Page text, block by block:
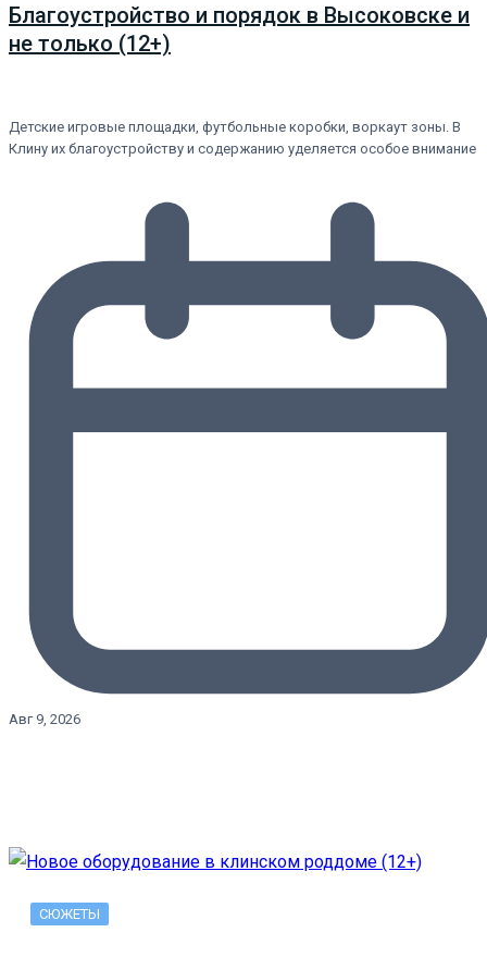
Благоустройство и порядок в Высоковске и
не только (12+)
Детские игровые площадки, футбольные коробки, воркаут зоны. В
Клину их благоустройству и содержанию уделяется особое внимание
Авг 9, 2026
СЮЖЕТЫ